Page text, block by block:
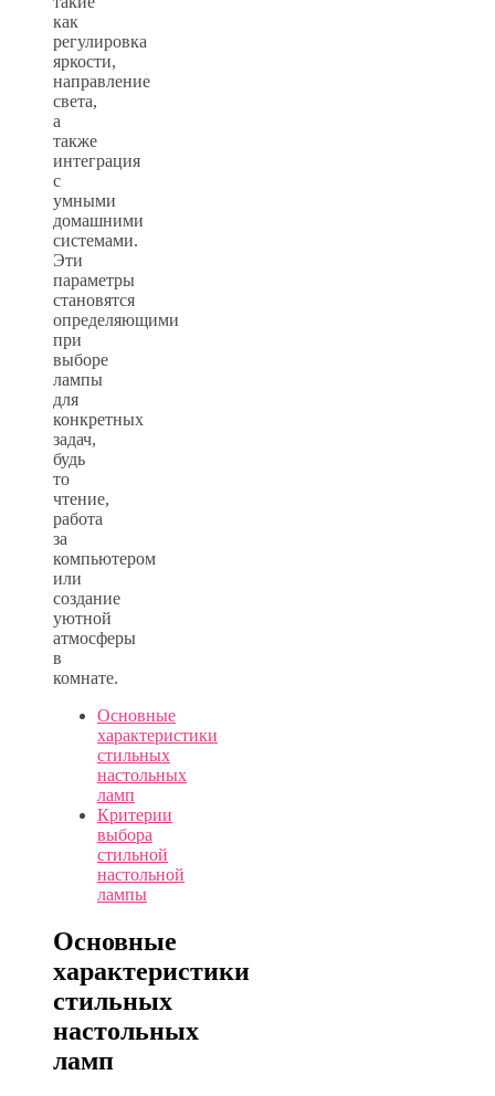
как
регулировка
яркости,
направление
света,
а
также
интеграция
с
умными
домашними
системами.
Эти
параметры
становятся
определяющими
при
выборе
лампы
для
конкретных
задач,
будь
то
чтение,
работа
за
компьютером
или
создание
уютной
атмосферы
в
комнате.
Основные
характеристики
стильных
настольных
ламп
Критерии
выбора
стильной
настольной
лампы
Основные
характеристики
стильных
настольных
ламп